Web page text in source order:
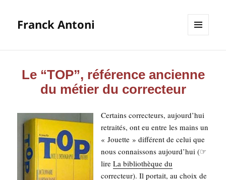
Franck Antoni
ET
Le “TOP”, référence ancienne
du métier du correcteur
Cer­tains cor­rec­teurs, aujourd’­hui
retrai­tés, ont eu entre les mains un
« Jouette » dif­fé­rent de celui que
nous connais­sons aujourd’­hui (☞
lireLa biblio­thèque du
cor­rec­teur). Il por­tait, au choix de